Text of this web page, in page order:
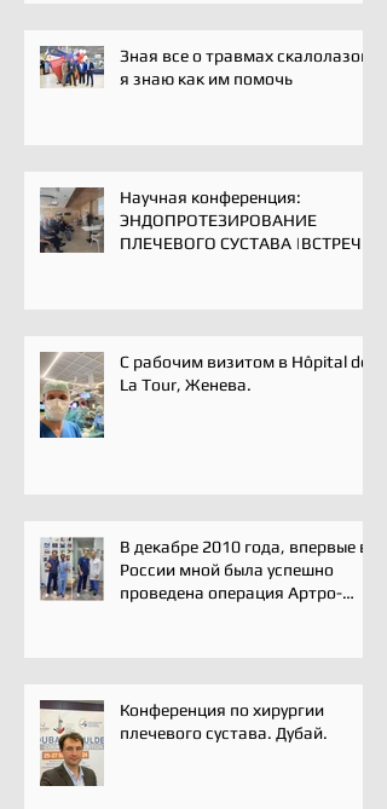
Зная все о травмах скалолазов,
я знаю как им помочь
Научная конференция:
ЭНДОПРОТЕЗИРОВАНИЕ
ПЛЕЧЕВОГО СУСТАВА |ВСТРЕЧА
С рабочим визитом в Hôpital de
La Tour, Женева.
В декабре 2010 года, впервые в
России мной была успешно
проведена операция Артро-
Конференция по хирургии
плечевого сустава. Дубай.